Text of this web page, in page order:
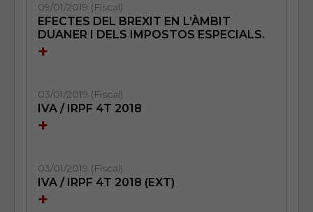
09/01/2019 (Fiscal)
EFECTES DEL BREXIT EN L’ÀMBIT
DUANER I DELS IMPOSTOS ESPECIALS.
+
03/01/2019 (Fiscal)
IVA / IRPF 4T 2018
+
03/01/2019 (Fiscal)
IVA / IRPF 4T 2018 (EXT)
+